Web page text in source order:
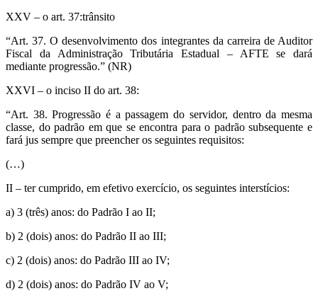
XXV – o art. 37:trânsito
“Art. 37. O desenvolvimento dos integrantes da carreira de Auditor
Fiscal da Administração Tributária Estadual – AFTE se dará
mediante progressão.” (NR)
XXVI – o inciso II do art. 38:
“Art. 38. Progressão é a passagem do servidor, dentro da mesma
classe, do padrão em que se encontra para o padrão subsequente e
fará jus sempre que preencher os seguintes requisitos:
(…)
II – ter cumprido, em efetivo exercício, os seguintes interstícios:
a) 3 (três) anos: do Padrão I ao II;
b) 2 (dois) anos: do Padrão II ao III;
c) 2 (dois) anos: do Padrão III ao IV;
d) 2 (dois) anos: do Padrão IV ao V;